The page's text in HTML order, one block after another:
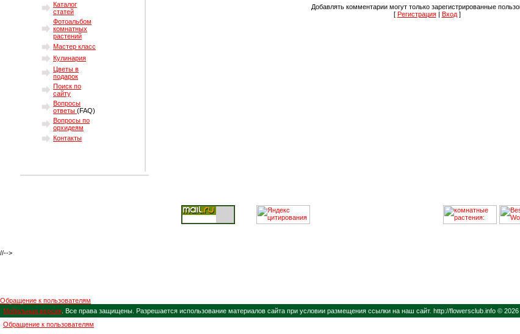
Каталог
статей
Фотоальбом
комнатных
растений
Мастер класс
Кулинария
Цветы в
подарок
Поиск по
сайту
Вопросы
ответы (FAQ)
Вопросы по
орхидеям
Контакты
Добавлять комментарии могут только зарегистрированные
[ Регистрация| Вход]
//-->
Обращение к пользователям
Мобильная версия . Все права защищены. Разрешается использование материалов сайта при условии размещения ссылки на наш сайт. http://flowersclub.info © 2026
Обращение к пользователям